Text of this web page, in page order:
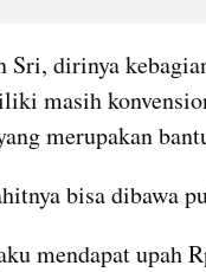
Sri, dirinya
masih
merupakan
bisa dibawa
mendapat upah